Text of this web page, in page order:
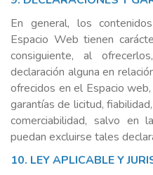
En general, los
Espacio Web tienen
consiguiente, al
declaración alguna en
ofrecidos en el Espacio
garantías de licitud,
comerciabilidad, salvo
puedan excluirse tales
10. LEY APLICABLE Y